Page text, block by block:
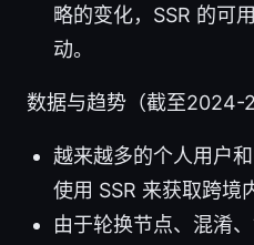
略的变化，SSR 的可
动。
数据与趋势（截至2024-
越来越多的个人用户
使用 SSR 来获取跨境
由于轮换节点、混淆